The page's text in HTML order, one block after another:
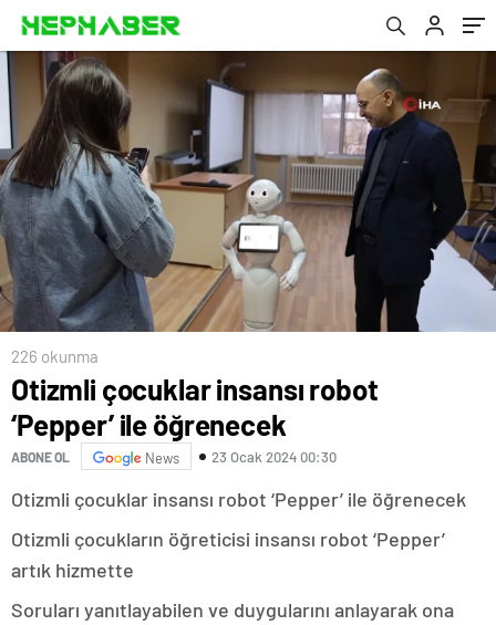
226 okunma
Otizmli çocuklar insansı robot
‘Pepper’ ile öğrenecek
ABONE OL News 23 Ocak 2024 00:30
Otizmli çocuklar insansı robot ‘Pepper’ ile öğrenecek
Otizmli çocukların öğreticisi insansı robot ‘Pepper’
artık hizmette
Soruları yanıtlayabilen ve duygularını anlayarak ona